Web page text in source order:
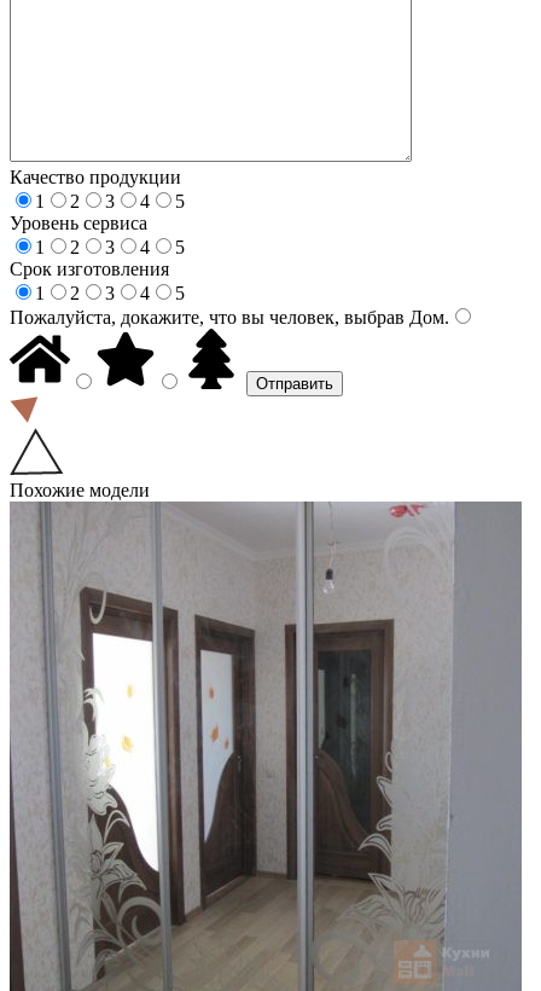
Качество продукции
1
2 3 4
5
Уровень сервиса
1
2 3 4
5
Срок изготовления
1
2 3 4
5
Пожалуйста, докажите, что вы человек, выбрав Дом.
Похожие модели